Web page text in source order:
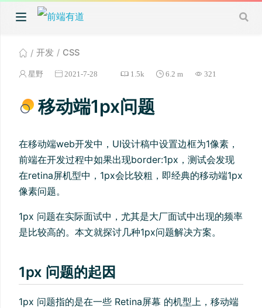
开发 CSS
星野 2021-7-28 1.5k 6.2 m 321
移动端1px问题
在移动端web开发中，UI设计稿中设置边框为1像素，
前端在开发过程中如果出现border:1px，测试会发现
在retina屏机型中，1px会比较粗，即经典的移动端1px
像素问题。
1px 问题在实际面试中，尤其是大厂面试中出现的频率
是比较高的。本文就探讨几种1px问题解决方案。
1px 问题的起因
1px 问题指的是在一些 Retina屏幕 的机型上，移动端